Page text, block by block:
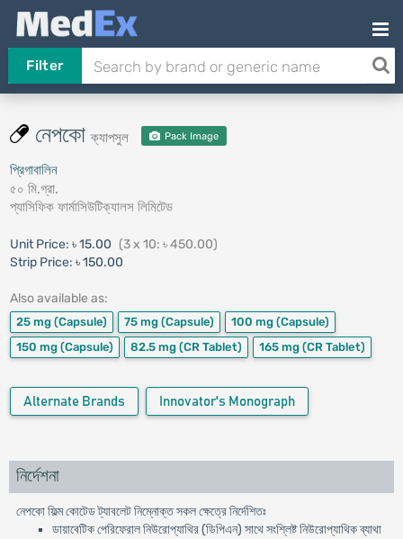
Filter
নেপকোক্যাপসুল Pack Image
প্রিগাবালিন
৫০ মি.গ্রা.
প্যাসিফিক ফার্মাসিউটিক্যালস লিমিটেড
Unit Price: ৳ 15.00 (3 x 10: ৳ 450.00)
Strip Price: ৳ 150.00
Also available as:
25 mg (Capsule) 75 mg (Capsule) 100 mg (Capsule)
150 mg (Capsule) 82.5 mg (CR Tablet) 165 mg (CR Tablet)
Alternate Brands Innovator's Monograph
নির্দেশনা
নেপকো ফিল্ম কোটেড ট্যাবলেট নিম্নোক্ত সকল ক্ষেত্রে নির্দেশিতঃ
ডায়াবেটিক পেরিফেরাল নিউরোপ্যাথির (ডিপিএন) সাথে সংশ্লিষ্ট নিউরোপ্যাথিক ব্যাথা